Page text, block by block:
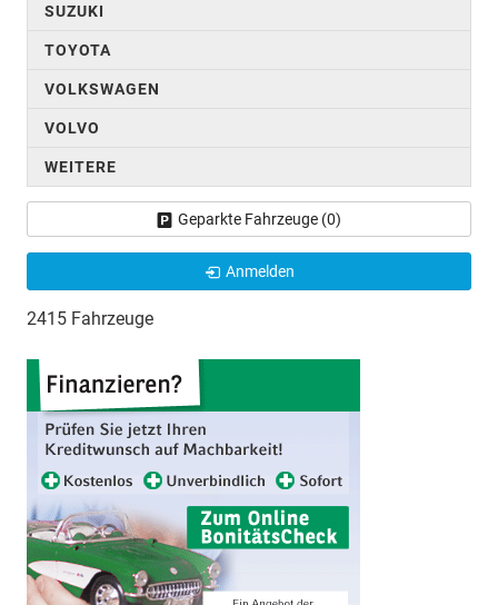
SUZUKI
TOYOTA
VOLKSWAGEN
VOLVO
WEITERE
Geparkte Fahrzeuge (0)
Anmelden
2415 Fahrzeuge